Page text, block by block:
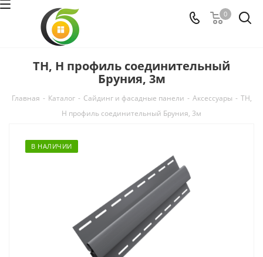
0
ТН, Н профиль соединительный
Бруния, 3м
Главная - Каталог - Сайдинг и фасадные панели - Аксессуары - ТН,
Н профиль соединительный Бруния, 3м
В НАЛИЧИИ